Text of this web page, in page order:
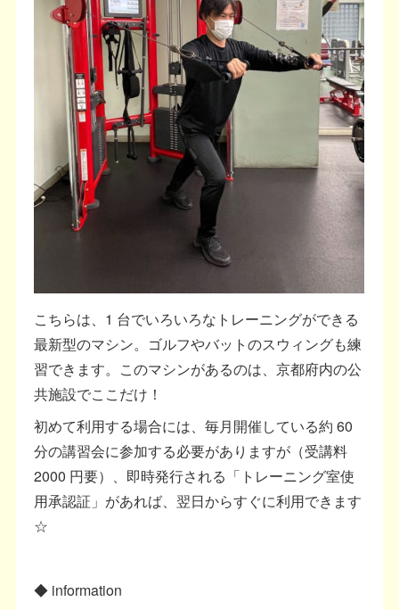
こちらは、1 台でいろいろなトレーニングができる
最新型のマシン。ゴルフやバットのスウィングも練
習できます。このマシンがあるのは、京都府内の公
共施設でここだけ！
初めて利用する場合には、毎月開催している約 60
分の講習会に参加する必要がありますが（受講料
2000 円要）、即時発行される「トレーニング室使
用承認証」があれば、翌日からすぐに利用できます
☆
◆ information